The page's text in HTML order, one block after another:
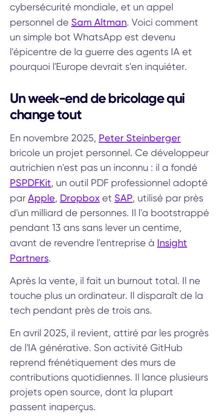
cybersécurité mondiale, et un appel
personnel de Sam Altman. Voici comment
un simple bot WhatsApp est devenu
l'épicentre de la guerre des agents IA et
pourquoi l'Europe devrait s'en inquiéter.
Un week-end de bricolage qui
change tout
En novembre 2025, Peter Steinberger
bricole un projet personnel. Ce développeur
autrichien n'est pas un inconnu : il a fondé
PSPDFKit, un outil PDF professionnel adopté
par Apple, Dropbox et SAP, utilisé par près
d'un milliard de personnes. Il l'a bootstrappé
pendant 13 ans sans lever un centime,
avant de revendre l'entreprise à Insight
Partners.
Après la vente, il fait un burnout total. Il ne
touche plus un ordinateur. Il disparaît de la
tech pendant près de trois ans.
En avril 2025, il revient, attiré par les progrès
de l'IA générative. Son activité GitHub
reprend frénétiquement des murs de
contributions quotidiennes. Il lance plusieurs
projets open source, dont la plupart
passent inaperçus.